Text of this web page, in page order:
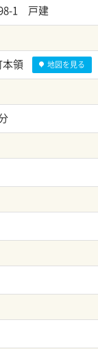
1 戸建
本領
地図を見る